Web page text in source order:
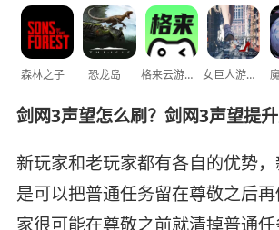
森林之子 恐龙岛 格来云游戏 女巨人游乐场
剑网3声望怎么刷？剑网3声望提
新玩家和老玩家都有各自的优势
是可以把普通任务留在尊敬之后
家很可能在尊敬之前就清掉普通